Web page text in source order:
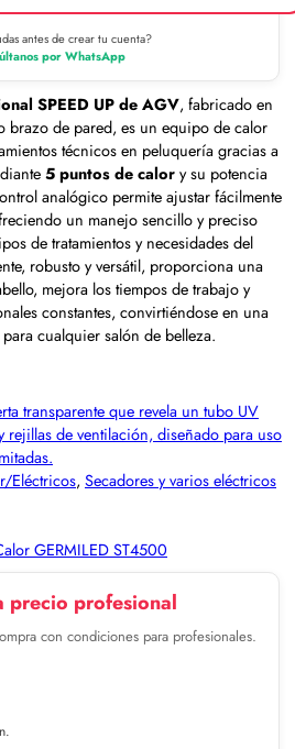
antes de crear tu cuenta?
por WhatsApp
SPEED UP de AGV, fabricado en
brazo de pared, es un equipo de calor
técnicos en peluquería gracias a
5 puntos de calory su potencia
analógico permite ajustar fácilmente
un manejo sencillo y preciso
de tratamientos y necesidades del
robusto y versátil, proporciona una
mejora los tiempos de trabajo y
constantes, convirtiéndose en una
cualquier salón de belleza.
Eléctricos, Secadores y varios eléctricos
GERMILED ST4500
precio profesional
con condiciones para profesionales.